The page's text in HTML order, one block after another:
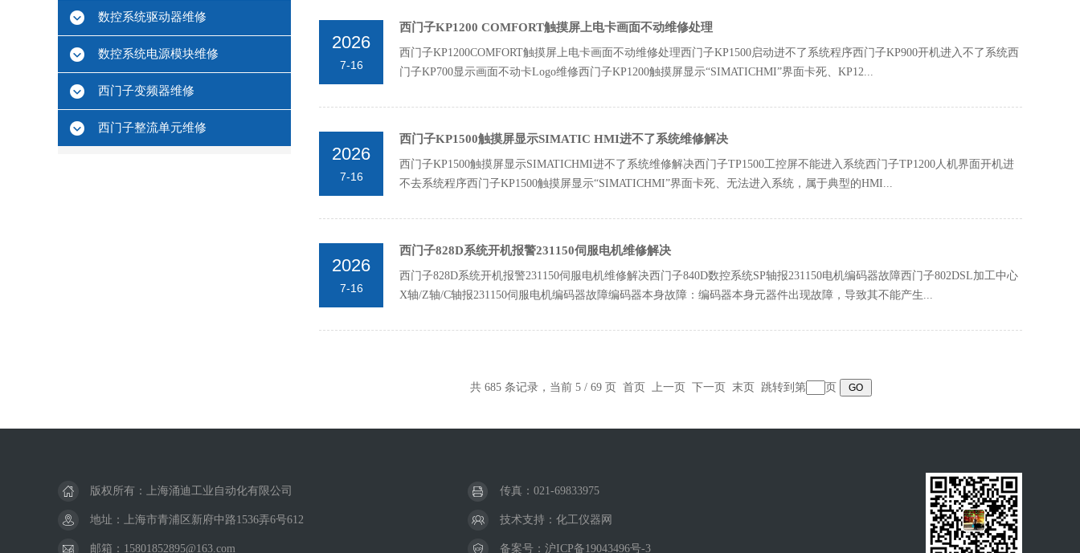
数控系统驱动器维修
数控系统电源模块维修
西门子变频器维修
西门子整流单元维修
2026
7-16
西门子KP1200 COMFORT触摸屏上电卡画面不动维修处理
西门子KP1200COMFORT触摸屏上电卡画面不动维修处理西门子KP1500启动进不了系统程序西门子KP900开机进入不了系统西
门子KP700显示画面不动卡Logo维修西门子KP1200触摸屏显示“SIMATICHMI”界面卡死、KP12...
2026
7-16
西门子KP1500触摸屏显示SIMATIC HMI进不了系统维修解决
西门子KP1500触摸屏显示SIMATICHMI进不了系统维修解决西门子TP1500工控屏不能进入系统西门子TP1200人机界面开机进
不去系统程序西门子KP1500触摸屏显示“SIMATICHMI”界面卡死、无法进入系统，属于典型的‌HMI...
2026
7-16
西门子828D系统开机报警231150伺服电机维修解决
西门子828D系统开机报警231150伺服电机维修解决西门子840D数控系统SP轴报231150电机编码器故障西门子802DSL加工中心
X轴/Z轴/C轴报231150伺服电机编码器故障编码器本身故障：编码器本身元器件出现故障，导致其不能产生...
共 685 条记录，当前 5 / 69 页 首页 上一页 下一页 末页 跳转到第 页
版权所有：上海涌迪工业自动化有限公司 传真：021-69833975
地址：上海市青浦区新府中路1536弄6号612 技术支持： 化工仪器网
邮箱：15801852895@163.com 备案号： 沪ICP备19043496号-3